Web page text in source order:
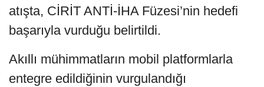
atışta, CİRİT ANTİ-İHA Füzesi’nin hedefi
başarıyla vurduğu belirtildi.
Akıllı mühimmatların mobil platformlarla
entegre edildiğinin vurgulandığı